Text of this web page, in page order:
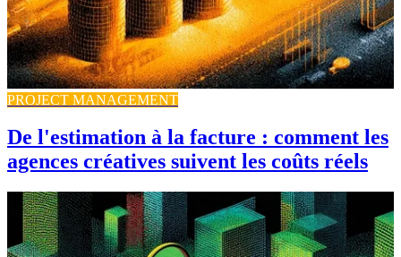
PROJECT MANAGEMENT
De l'estimation à la facture : comment les
agences créatives suivent les coûts réels